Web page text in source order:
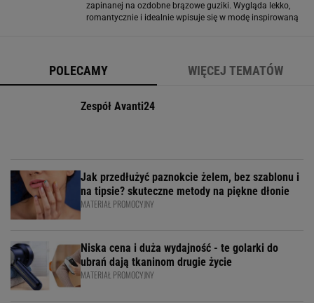
zapinanej na ozdobne brązowe guziki. Wygląda lekko,
romantycznie i idealnie wpisuje się w modę inspirowaną
POLECAMY WIĘCEJ TEMATÓW
Zespół Avanti24
Jak przedłużyć paznokcie żelem, bez szablonu i
na tipsie? skuteczne metody na piękne dłonie
MATERIAŁ PROMOCYJNY
Niska cena i duża wydajność - te golarki do
ubrań dają tkaninom drugie życie
MATERIAŁ PROMOCYJNY